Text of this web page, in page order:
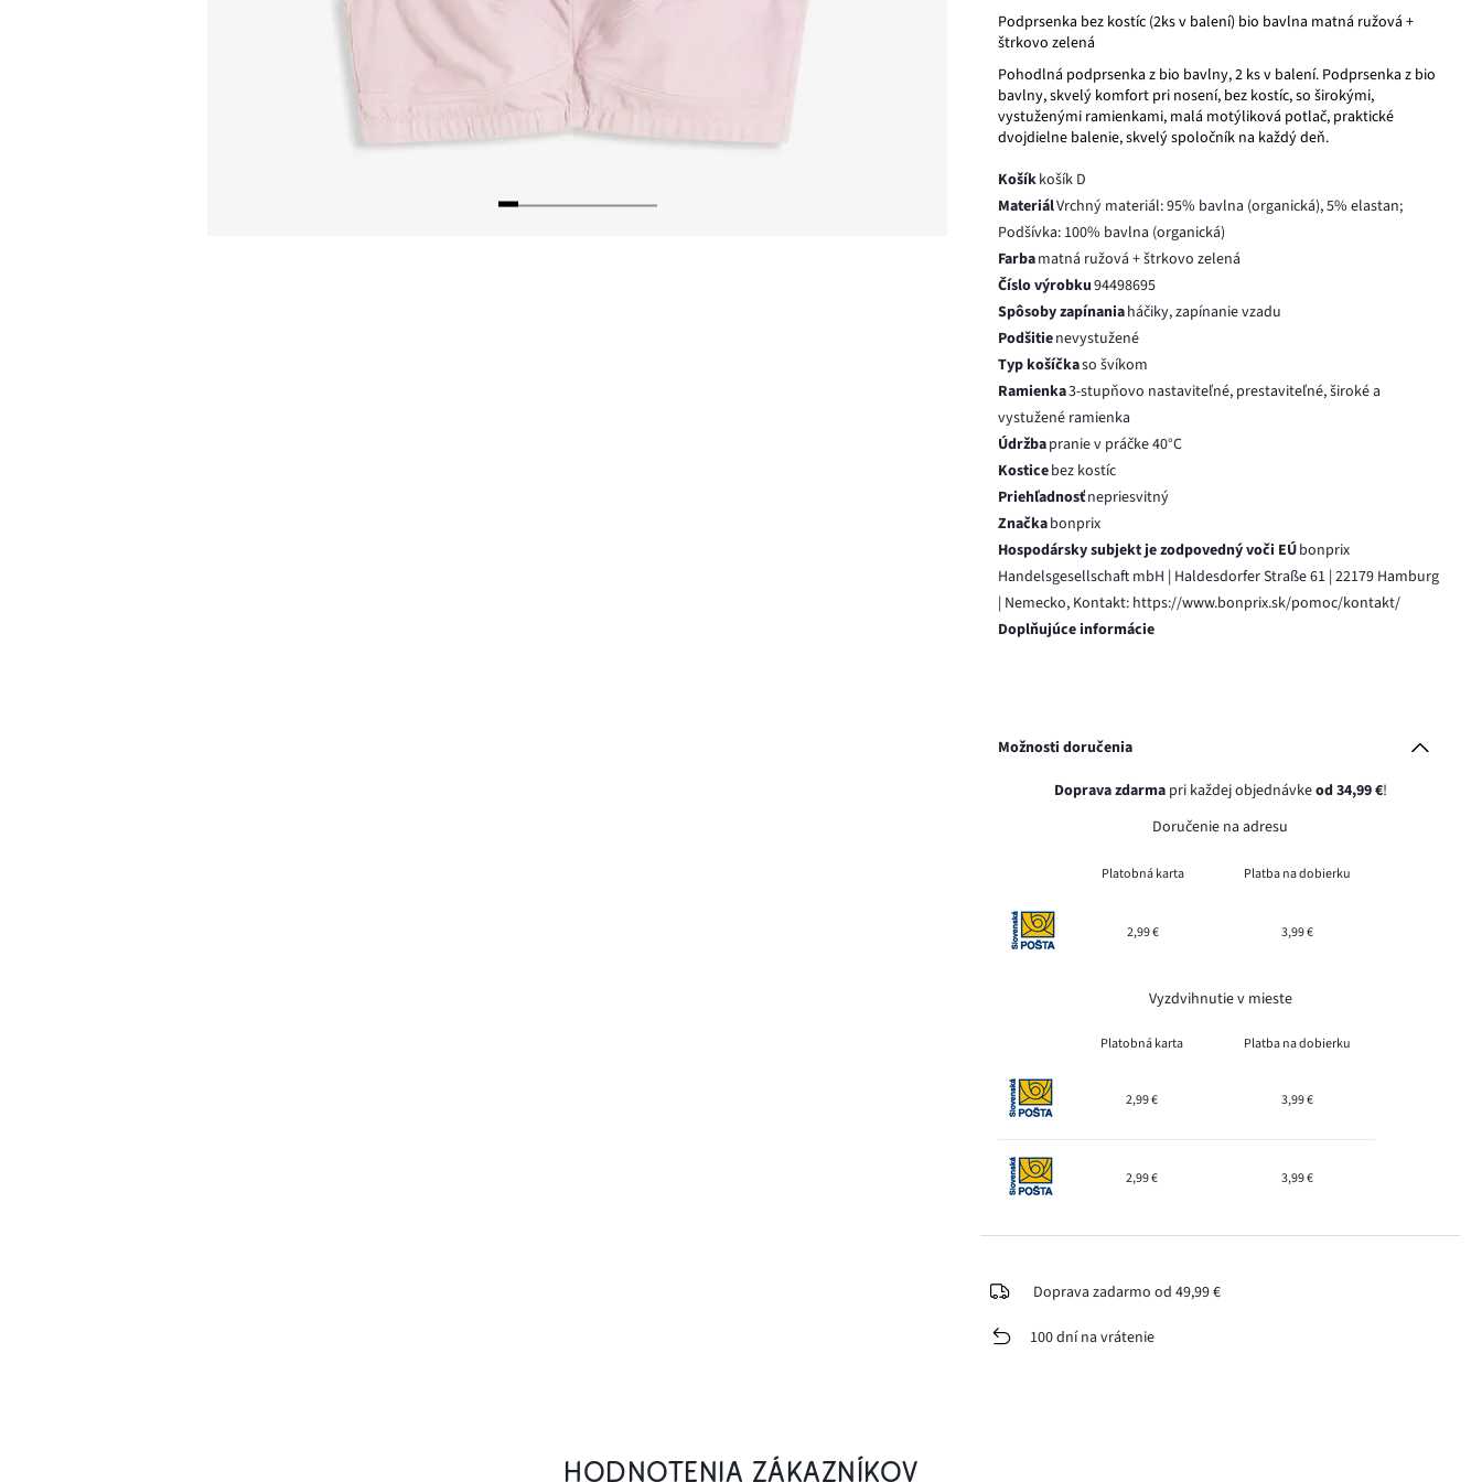
Podprsenka bez kostíc (2ks v balení) bio bavlna matná ružová +
štrkovo zelená
Pohodlná podprsenka z bio bavlny, 2 ks v balení. Podprsenka z bio
bavlny, skvelý komfort pri nosení, bez kostíc, so širokými,
vystuženými ramienkami, malá motýliková potlač, praktické
dvojdielne balenie, skvelý spoločník na každý deň.
Košíkkošík D
MateriálVrchný materiál: 95% bavlna (organická), 5% elastan;
Podšívka: 100% bavlna (organická)
Farbamatná ružová + štrkovo zelená
Číslo výrobku94498695
Spôsoby zapínaniaháčiky, zapínanie vzadu
Podšitienevystužené
Typ košíčkaso švíkom
Ramienka3-stupňovo nastaviteľné, prestaviteľné, široké a
vystužené ramienka
Údržbapranie v práčke 40°C
Kosticebez kostíc
Priehľadnosťnepriesvitný
Značkabonprix
Hospodársky subjekt je zodpovedný voči EÚbonprix
Handelsgesellschaft mbH | Haldesdorfer Straße 61 | 22179 Hamburg
| Nemecko, Kontakt: https://www.bonprix.sk/pomoc/kontakt/
Doplňujúce informácie
Možnosti doručenia
Doprava zdarmapri každej objednávkeod 34,99 €!
Doručenie na adresu
Platobná karta Platba na dobierku
2,99 € 3,99 €
Vyzdvihnutie v mieste
Platobná karta Platba na dobierku
2,99 € 3,99 €
2,99 € 3,99 €
Doprava zadarmo od 49,99 €
100 dní na vrátenie
HODNOTENIA ZÁKAZNÍKOV